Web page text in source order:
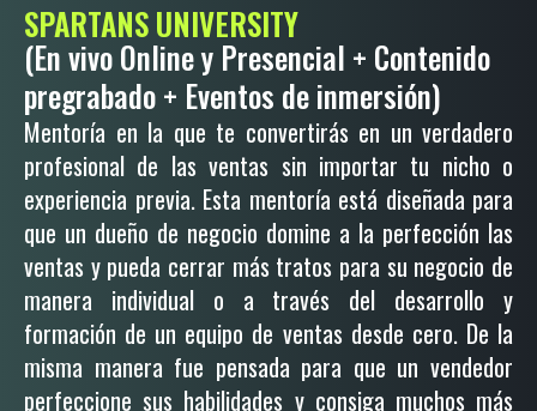
SPARTANS UNIVERSITY
(En vivo Online y Presencial + Contenido
pregrabado + Eventos de inmersión)
Mentoría en la que te convertirás en un verdadero
profesional de las ventas sin importar tu nicho o
experiencia previa. Esta mentoría está diseñada para
que un dueño de negocio domine a la perfección las
ventas y pueda cerrar más tratos para su negocio de
manera individual o a través del desarrollo y
formación de un equipo de ventas desde cero. De la
misma manera fue pensada para que un vendedor
perfeccione sus habilidades y consiga muchos más